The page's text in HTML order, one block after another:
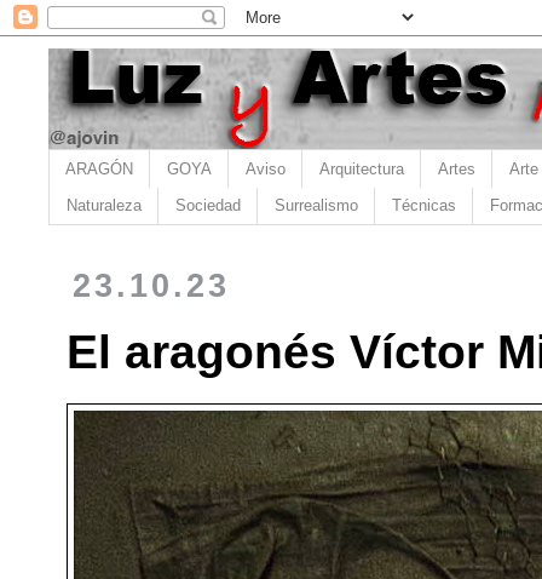
ARAGÓN GOYA Aviso Arquitectura Artes Arte
Naturaleza Sociedad Surrealismo Técnicas
23.10.23
El aragonés Víctor